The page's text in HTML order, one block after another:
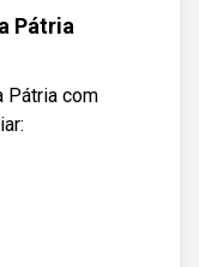
Pátria
Pátria com